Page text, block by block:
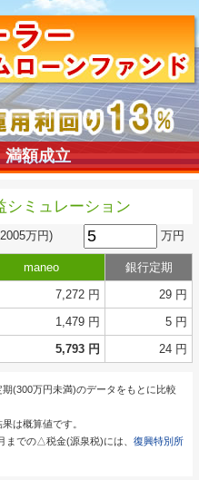
満額成立
シミュレーション
万円) 万円
maneo
銀行定期
7,272 円
29 円
1,479 円
5 円
5,793 円 24 円
(300万円未満)のデータをもとに比較
は概算値です。
までの△税金(源泉税)には、 復興特別所